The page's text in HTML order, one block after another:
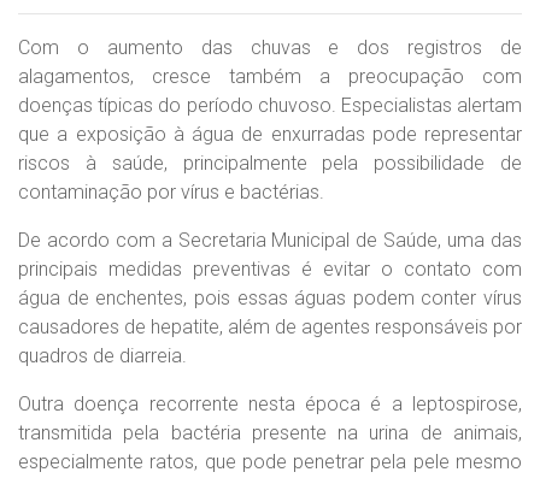
Com o aumento das chuvas e dos registros de
alagamentos, cresce também a preocupação com
doenças típicas do período chuvoso. Especialistas alertam
que a exposição à água de enxurradas pode representar
riscos à saúde, principalmente pela possibilidade de
contaminação por vírus e bactérias.
De acordo com a Secretaria Municipal de Saúde, uma das
principais medidas preventivas é evitar o contato com
água de enchentes, pois essas águas podem conter vírus
causadores de hepatite, além de agentes responsáveis por
quadros de diarreia.
Outra doença recorrente nesta época é a leptospirose,
transmitida pela bactéria presente na urina de animais,
especialmente ratos, que pode penetrar pela pele mesmo